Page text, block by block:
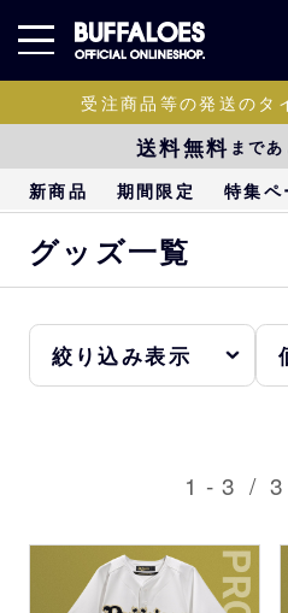
受注商品等の発送のタ
送料無料 まであ
新商品 期間限定 特集ペ
グッズ一覧
1 - 3 / 3